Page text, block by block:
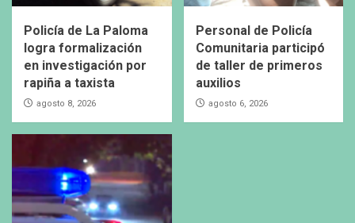
Policía de La Paloma
logra formalización
en investigación por
rapiña a taxista
agosto 8, 2026
Personal de Policía
Comunitaria participó
de taller de primeros
auxilios
agosto 6, 2026